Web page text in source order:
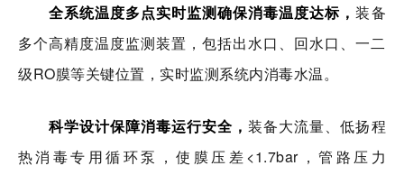
全系统温度多点实时监测确保消毒温度达标，装备
多个高精度温度监测装置，包括出水口、回水口、一二
级RO膜等关键位置，实时监测系统内消毒水温。
科学设计保障消毒运行安全，装备大流量、低扬程
热消毒专用循环泵，使膜压差<1.7bar，管路压力